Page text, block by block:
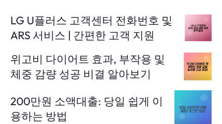
LG U플러스 고객센터 전화번호 및
ARS 서비스 | 간편한 고객 지원
위고비 다이어트 효과, 부작용 및
체중 감량 성공 비결 알아보기
200만원 소액대출: 당일 쉽게 이
용하는 방법